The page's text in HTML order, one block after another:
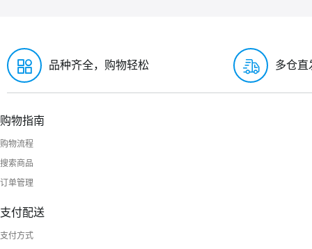
品种齐全，购物轻松 多仓直
购物指南
购物流程
搜索商品
订单管理
支付配送
支付方式